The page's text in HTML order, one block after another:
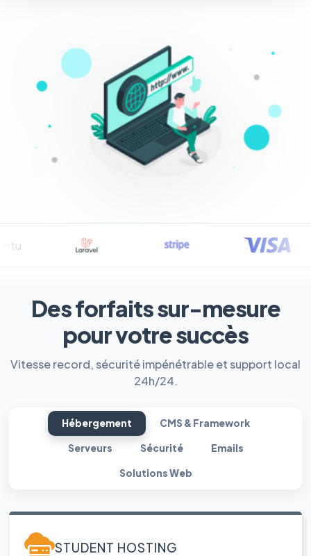
Des forfaits sur-mesure
pour votre succès
Vitesse record, sécurité impénétrable et support local
24h/24.
Hébergement CMS & Framework
Serveurs Sécurité Emails
Solutions Web
STUDENT HOSTING